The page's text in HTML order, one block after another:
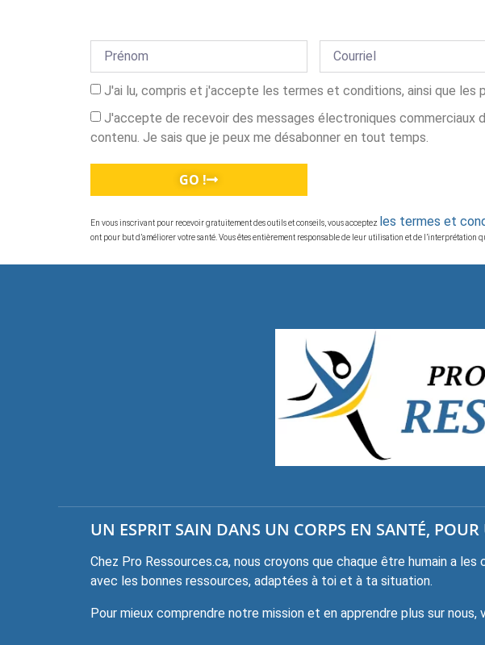
J'ai lu, compris et j'accepte les termes et conditions, ainsi que
J'accepte de recevoir des messages électroniques commerciaux
contenu. Je sais que je peux me désabonner en tout temps.
GO !
En vous inscrivant pour recevoir gratuitement des outils et conseils, vous acceptez les termes et
ont pour but d’améliorer votre santé. Vous êtes entièrement responsable de leur utilisation et de l’interprétation
UN ESPRIT SAIN DANS UN CORPS EN SANTÉ, POUR
Chez Pro Ressources.ca, nous croyons que chaque être humain a
avec les bonnes ressources, adaptées à toi et à ta situation.
Pour mieux comprendre notre mission et en apprendre plus sur nous,